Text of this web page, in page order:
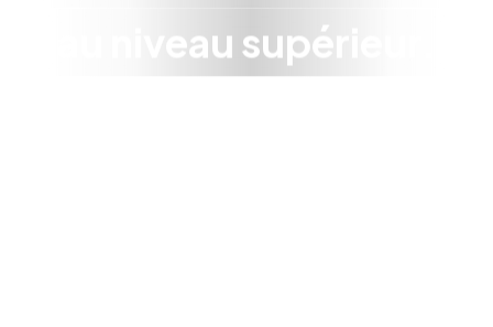
au niveau supérieur.